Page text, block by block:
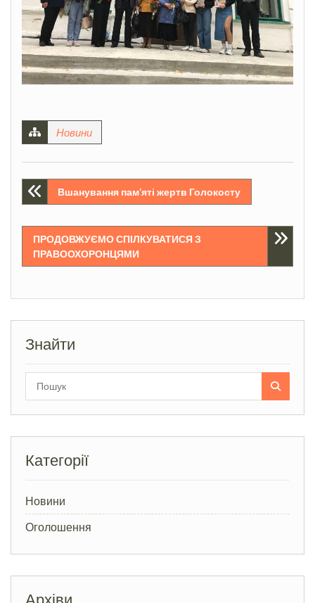
Новини
Навігація
записів
Вшанування пам’яті жертв Голокосту
ПРОДОВЖУЄМО СПІЛКУВАТИСЯ З
ПРАВООХОРОНЦЯМИ
Знайти
Категорії
Новини
Оголошення